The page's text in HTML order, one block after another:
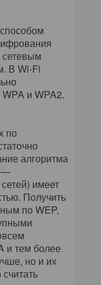
В Wi-Fi
и WPA2.
по
алгоритма
—
имеет
Получить
по WEP,
и тем более
но и их